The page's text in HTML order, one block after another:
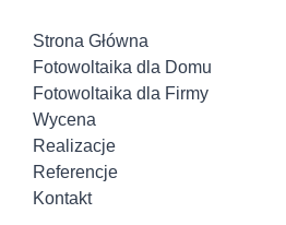
Strona Główna
Fotowoltaika dla Domu
Fotowoltaika dla Firmy
Wycena
Realizacje
Referencje
Kontakt